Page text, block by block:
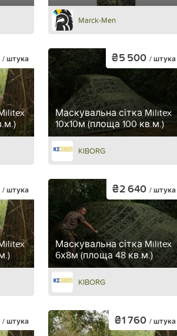
Marck-Men
/ штука
Маскувальна сітка Militex
10х10м (площа 100 кв.м.)
₴5 500 / штука
KIBORG
/ штука
Маскувальна сітка Militex
6х8м (площа 48 кв.м.)
₴2 640 / штука
KIBORG
/ штука ₴1 760 / штука